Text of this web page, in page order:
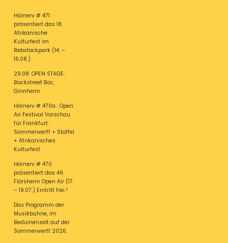
Hörnerv # 471
präsentiert das 18.
Afrikanische
Kulturfest im
Rebstockpark (14. –
16.08.)
29.08. OPEN STAGE:
Backstreet Bar,
Ginnheim
Hörnerv # 470a : Open
Air Festival Vorschau
für Frankfurt :
Sommerwerft + Stoffel
+ Afrikanisches
Kulturfest
Hörnerv # 470
präsentiert das 49.
Flörsheim Open Air (17.
– 19.07.) Eintritt frei !
Das Programm der
Musikbühne, im
Beduinenzelt auf der
Sommerwerft 2026.